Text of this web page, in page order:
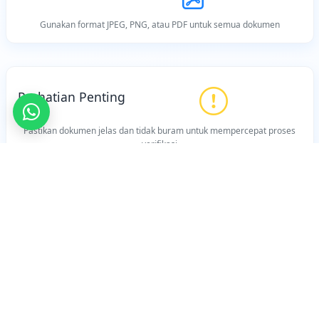
Gunakan format JPEG, PNG, atau PDF untuk semua dokumen
Perhatian Penting
Pastikan dokumen jelas dan tidak buram untuk mempercepat proses
verifikasi